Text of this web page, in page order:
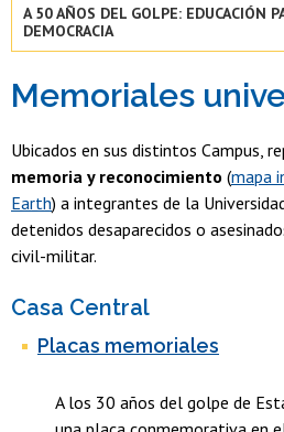
Egresadas/
A 50 AÑOS DEL GOLPE: EDUCACIÓN
DEMOCRACIA
Memoriales
Ubicados en sus distintos Campus,
memoria y reconocimiento (mapa
Earth) a integrantes de la
detenidos desaparecidos o
civil-militar.
Casa Central
Placas memoriales
A los 30 años del golpe de